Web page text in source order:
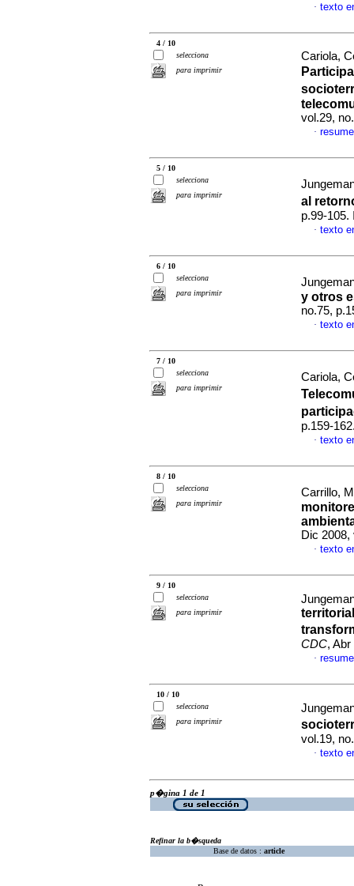
· texto
4 / 10
selecciona
para imprimir
Cariola,
t
vol.29,
·
5 / 10
selecciona
para imprimir
al
p.99-105.
· texto
6 / 10
selecciona
para imprimir
y otros
no.75,
· texto
7 / 10
selecciona
para imprimir
Cariola,
p.159-
· texto
8 / 10
selecciona
para imprimir
Carrillo,
Dic 2008,
· texto
9 / 10
selecciona
para imprimir
CDC,
·
10 / 10
selecciona
para imprimir
vol.19,
· texto
p�gina 1 de 1
Refinar la b�squeda
Base de datos : article